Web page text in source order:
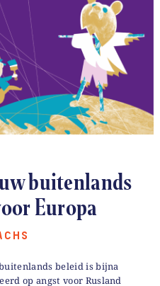
buitenlands
Europa
beleid is bijna
op angst voor Rusland